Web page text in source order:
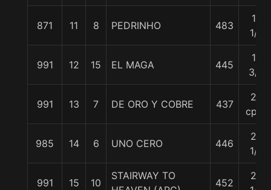
871 11 8 PEDRINHO 483
15
1/2
991 12 15 EL MAGA 445
17
3/4
991 13 7 DE ORO Y COBRE 437
22
cpos
985 14 6 UNO CERO 446
24
1/2
991 15 10
STAIRWAY TO
452
25